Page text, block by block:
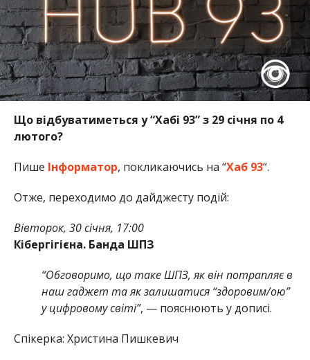
Що відбуватиметься у “Хабі 93” з 29 січня по 4
лютого?
Пише Інформатор, покликаючись на “Хаб 93“.
Отже, переходимо до дайджесту подій:
Вівторок, 30 січня, 17:00
Кібергігієна. Банда ШПЗ
“Обговоримо, що таке ШПЗ, як він потрапляє в
наш гаджет та як залишатися “здоровим/ою”
у цифровому світі”, — пояснюють у дописі.
Спікерка: Христина Пишкевич